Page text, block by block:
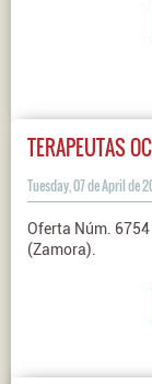
TERAPEUTAS
Tuesday, 07 de April de
Oferta Núm. 6754
(Zamora).